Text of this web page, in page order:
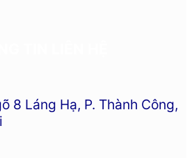
8 Láng Hạ, P. Thành Công,